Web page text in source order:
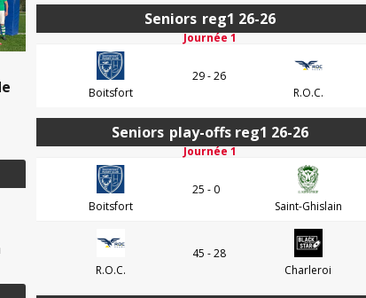
Seniors reg1 26-26
Journée 1
Boitsfort
29 - 26
R.O.C.
Seniors play-offs reg1 26-26
Journée 1
Boitsfort
25 - 0
Saint-Ghislain
R.O.C.
45 - 28
Charleroi